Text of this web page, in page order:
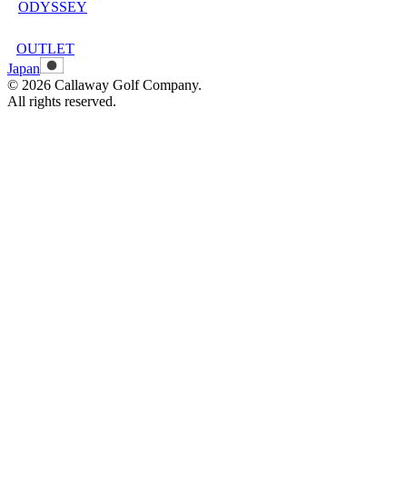
ODYSSEY
OUTLET
Japan
© 2026 Callaway Golf Company.
All rights reserved.